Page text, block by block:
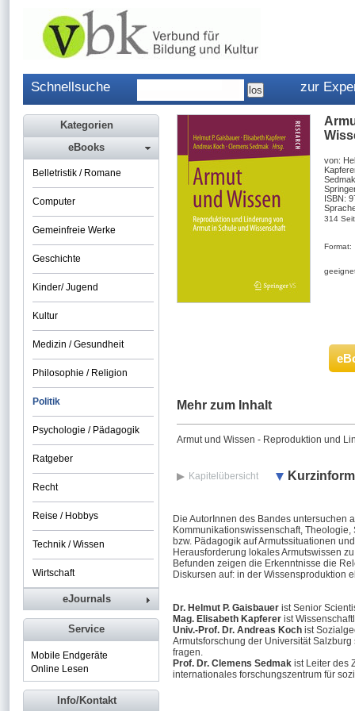
Schnellsuche zur
von:
Sedmak
ISBN:
314
Format:
Mehr zum Inhalt
Armut und Wissen - Reproduktion und
Kapitelübersicht
Die AutorInnen des Bandes untersuchen
Kommunikationswissenschaft,
bzw. Pädagogik auf Armutssituationen
Herausforderung lokales Armutswissen
Befunden zeigen die Erkenntnisse die
Diskursen auf: in der Wissensproduktion
Dr. Helmut P. Gaisbauer ist Senior
Mag. Elisabeth Kapferer ist
Univ.-Prof. Dr. Andreas Koch ist
Armutsforschung der Universität
fragen.
Prof. Dr. Clemens Sedmak ist Leiter des
internationales forschungszentrum für
Kategorien
eBooks
Belletristik / Romane
Computer
Gemeinfreie Werke
Geschichte
Kinder/ Jugend
Kultur
Medizin / Gesundheit
Philosophie / Religion
Politik
Psychologie / Pädagogik
Ratgeber
Recht
Reise / Hobbys
Technik / Wissen
Wirtschaft
eJournals
Service
Mobile Endgeräte
Online Lesen
Info/Kontakt